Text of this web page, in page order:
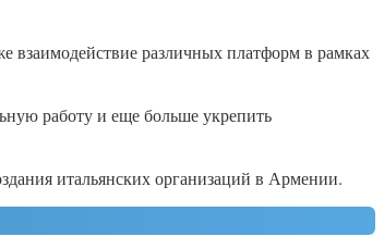
взаимодействие различных платформ в рамках
работу и еще больше укрепить
итальянских организаций в Армении.